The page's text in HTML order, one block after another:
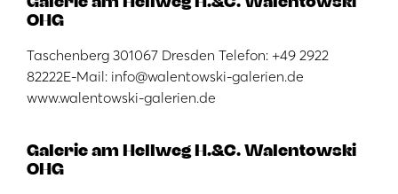
OHG
Taschenberg 301067 Dresden Telefon: +49 2922
82222E-Mail: info@walentowski-galerien.de
www.walentowski-galerien.de
Galerie am Hellweg H.&C. Walentowski
OHG